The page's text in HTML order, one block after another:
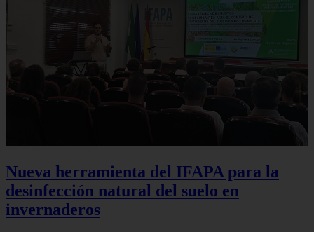
Nueva herramienta del IFAPA para la
desinfección natural del suelo en
invernaderos